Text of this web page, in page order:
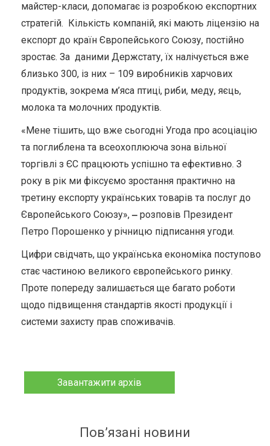
майстер-класи, допомагає із розробкою експортних
стратегій. Кількість компаній, які мають ліцензію на
експорт до країн Європейського Союзу, постійно
зростає. За даними Держстату, їх налічується вже
близько 300, із них – 109 виробників харчових
продуктів, зокрема м’яса птиці, риби, меду, яєць,
молока та молочних продуктів.
«Мене тішить, що вже сьогодні Угода про асоціацію
та поглиблена та всеохоплююча зона вільної
торгівлі з ЄС працюють успішно та ефективно. З
року в рік ми фіксуємо зростання практично на
третину експорту українських товарів та послуг до
Європейського Союзу», ‒ розповів Президент
Петро Порошенко у річницю підписання угоди.
Цифри свідчать, що українська економіка поступово
стає частиною великого європейського ринку.
Проте попереду залишається ще багато роботи
щодо підвищення стандартів якості продукції і
системи захисту прав споживачів.
Завантажити архів
Пов’язані новини